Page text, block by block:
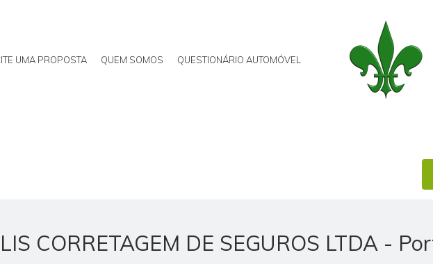
UMA PROPOSTA QUEM SOMOS QUESTIONÁRIO AUTOMÓVEL
LIS CORRETAGEM DE SEGUROS LTDA -